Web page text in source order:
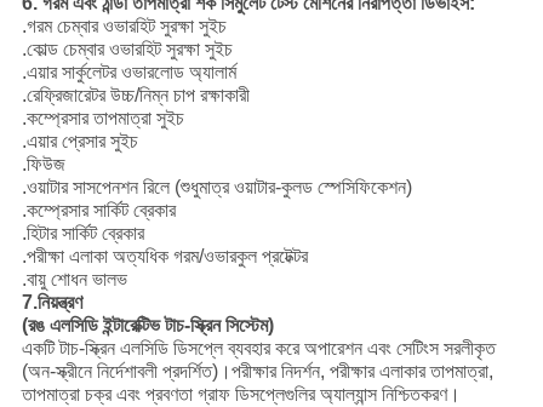
.গরম চেম্বার ওভারহিট সুরক্ষা সুইচ
.কোল্ড চেম্বার ওভারহিট সুরক্ষা সুইচ
.এয়ার সার্কুলেটর ওভারলোড অ্যালার্ম
.রেফ্রিজারেটর উচ্চ/নিম্ন চাপ রক্ষাকারী
.কম্প্রেসার তাপমাত্রা সুইচ
.এয়ার প্রেসার সুইচ
.ফিউজ
.ওয়াটার সাসপেনশন রিলে (শুধুমাত্র ওয়াটার-কুলড স্পেসিফিকেশন)
.কম্প্রেসার সার্কিট ব্রেকার
.হিটার সার্কিট ব্রেকার
.পরীক্ষা এলাকা অত্যধিক গরম/ওভারকুল প্রটেক্টর
.বায়ু শোধন ভালভ
7.নিয়ন্ত্রণ
(রঙ এলসিডি ইন্টারেক্টিভ টাচ-স্ক্রিন সিস্টেম)
একটি টাচ-স্ক্রিন এলসিডি ডিসপ্লে ব্যবহার করে অপারেশন এবং সেটিংস সরলীকৃত
(অন-স্ক্রীনে নির্দেশাবলী প্রদর্শিত)।পরীক্ষার নিদর্শন, পরীক্ষার এলাকার তাপমাত্রা,
তাপমাত্রা চক্র এবং প্রবণতা গ্রাফ ডিসপ্লেগুলির অ্যাল্যান্স নিশ্চিতকরণ।